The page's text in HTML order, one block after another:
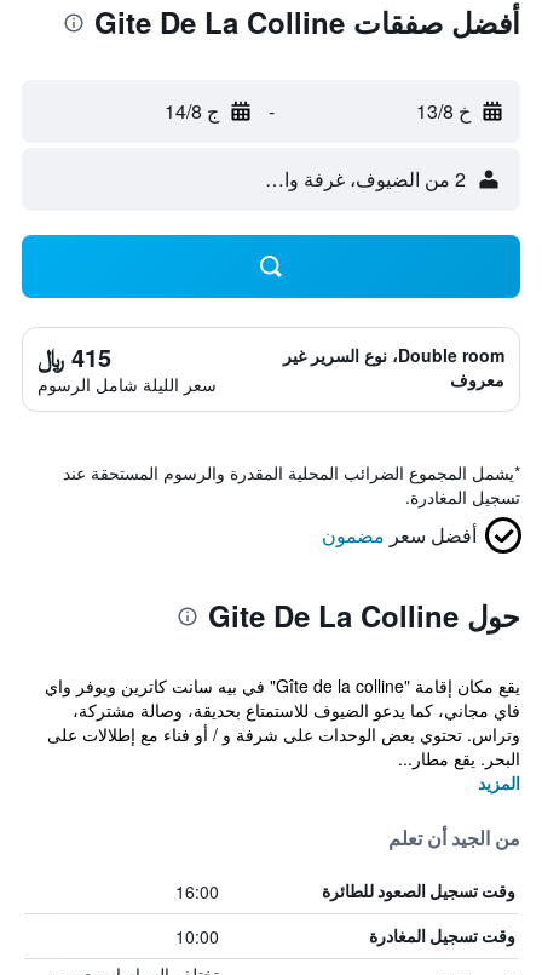
أفضل صفقات Gite De La Colline
خ 13/8 - ج 14/8
2 من الضيوف، غرفة واحدة
Double room، نوع السرير غير
معروف
415 ﷼
سعر الليلة شامل الرسوم
*يشمل المجموع الضرائب المحلية المقدرة والرسوم المستحقة عند
تسجيل المغادرة.
أفضل سعر مضمون
حول Gite De La Colline
يقع مكان إقامة "Gîte de la colline" في بيه سانت كاترين ويوفر واي
فاي مجاني، كما يدعو الضيوف للاستمتاع بحديقة، وصالة مشتركة،
وتراس. تحتوي بعض الوحدات على شرفة و / أو فناء مع إطلالات على
البحر. يقع مطار...
المزيد
من الجيد أن تعلم
وقت تسجيل الصعود للطائرة 16:00
وقت تسجيل المغادرة 10:00